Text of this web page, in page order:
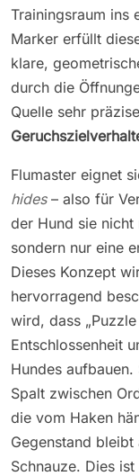
Trainingsraum ins
Marker erfüllt
klare,
durch die
Quelle sehr
Flumaster eignet
hides– also für
der Hund sie nicht
sondern nur eine
Dieses Konzept
hervorragend
wird, dass
Entschlossenheit
Hundes
Spalt zwischen
die vom Haken
Gegenstand
Schnauze. Dies